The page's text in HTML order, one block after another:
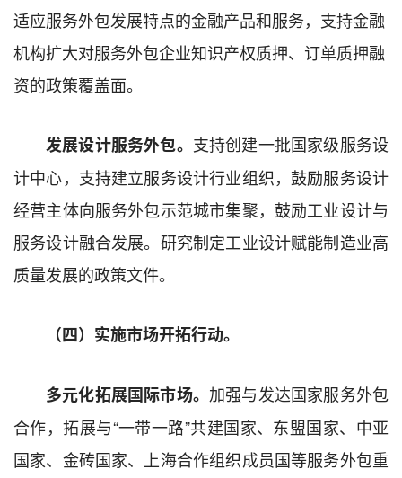
适应服务外包发展特点的金融产品和服务， 支持金融
机构扩大对服务外包企业知识产权质押、订单质押融
资的政策覆盖面。
发展设计服务外包。 支持创建一批国家级服务设
计中心，支持建立服务设计行业组织，鼓励服务设计
经营主体向服务外包示范城市集聚，鼓励工业设计与
服务设计融合发展。 研究制定工业设计赋能制造业高
质量发展的政策文件。
（四）实施市场开拓行动。
多元化拓展国际市场。 加强与发达国家服务外包
合作，拓展与“一带一路”共建国家、东盟国家、中亚
国家、金砖国家、上海合作组织成员国等服务外包重